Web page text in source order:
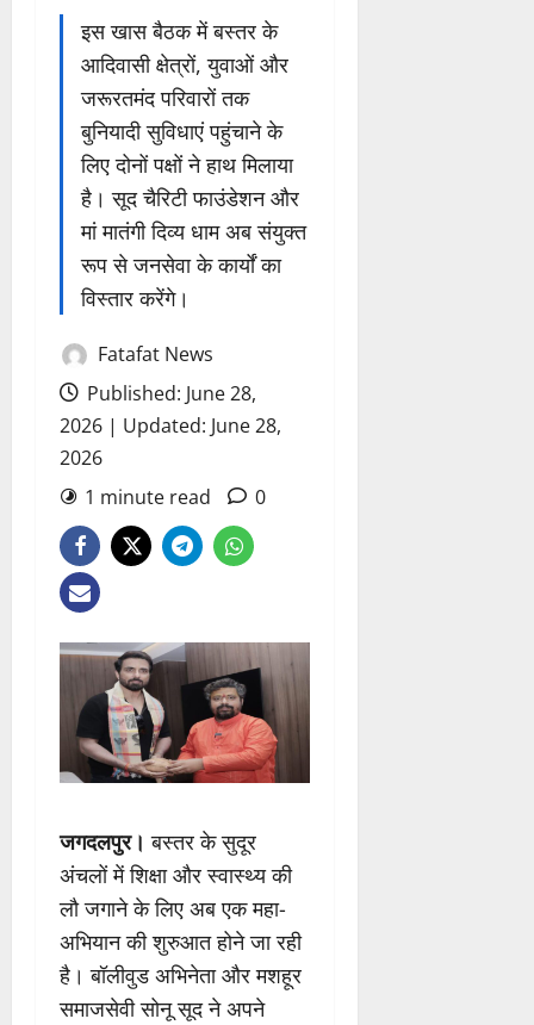
इस खास बैठक में बस्तर के
आदिवासी क्षेत्रों, युवाओं और
जरूरतमंद परिवारों तक
बुनियादी सुविधाएं पहुंचाने के
लिए दोनों पक्षों ने हाथ मिलाया
है। सूद चैरिटी फाउंडेशन और
मां मातंगी दिव्य धाम अब संयुक्त
रूप से जनसेवा के कार्यों का
विस्तार करेंगे।
Fatafat News
Published: June 28,
2026 | Updated: June 28,
2026
1 minute read
0
जगदलपुर। बस्तर के सुदूर
अंचलों में शिक्षा और स्वास्थ्य की
लौ जगाने के लिए अब एक महा-
अभियान की शुरुआत होने जा रही
है। बॉलीवुड अभिनेता और मशहूर
समाजसेवी सोनू सूद ने अपने